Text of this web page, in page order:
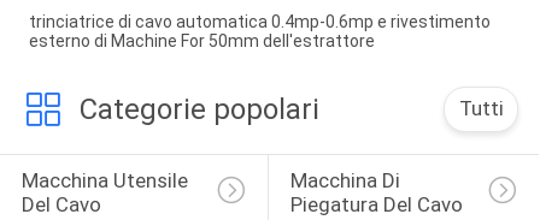
trinciatrice di cavo automatica 0.4mp-0.6mp e rivestimento
esterno di Machine For 50mm dell'estrattore
Categorie popolari Tutti
Macchina Utensile
Del Cavo
Macchina Di
Piegatura Del Cavo